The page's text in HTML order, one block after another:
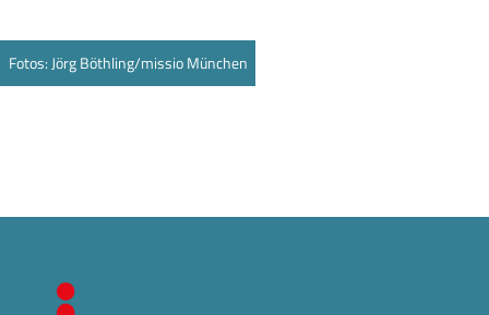
Fotos: Jörg Böthling/missio München